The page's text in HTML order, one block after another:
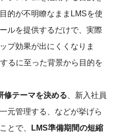
的が不明瞭なままLMSを使
ルを提供するだけで、実際
プ効果が出にくくなりま
るに至った背景から目的を
修テーマを決める 、新入社員
元管理する、などが挙げら
とで、
LMS準備期間の短縮